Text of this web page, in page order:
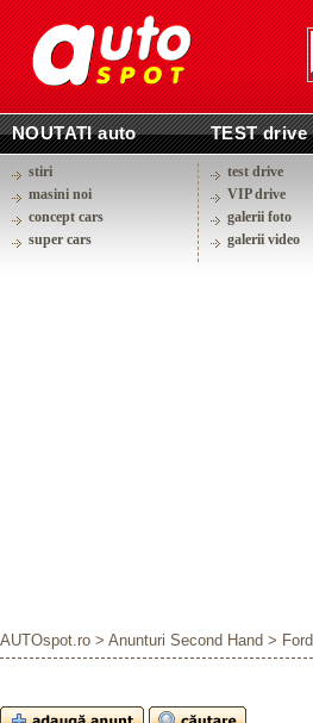
NOUTATI auto TEST drive
stiri
masini noi
concept cars
super cars
test drive
VIP drive
galerii foto
galerii video
AUTOspot.ro > Anunturi Second Hand > Ford